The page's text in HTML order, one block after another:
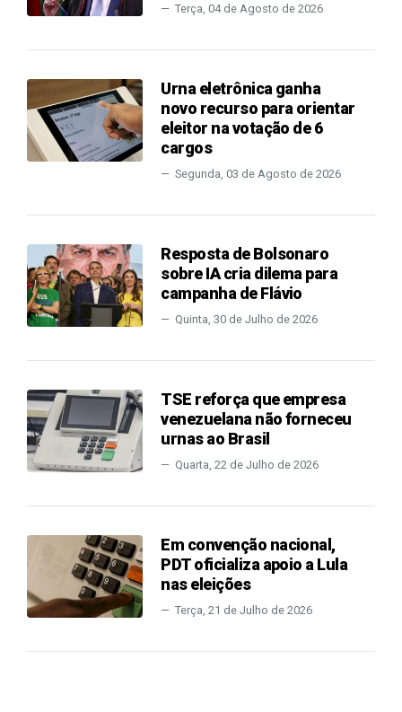
Terça, 04 de Agosto de 2026
Urna eletrônica ganha
novo recurso para orientar
eleitor na votação de 6
cargos
Segunda, 03 de Agosto de 2026
Resposta de Bolsonaro
sobre IA cria dilema para
campanha de Flávio
Quinta, 30 de Julho de 2026
TSE reforça que empresa
venezuelana não forneceu
urnas ao Brasil
Quarta, 22 de Julho de 2026
Em convenção nacional,
PDT oficializa apoio a Lula
nas eleições
Terça, 21 de Julho de 2026